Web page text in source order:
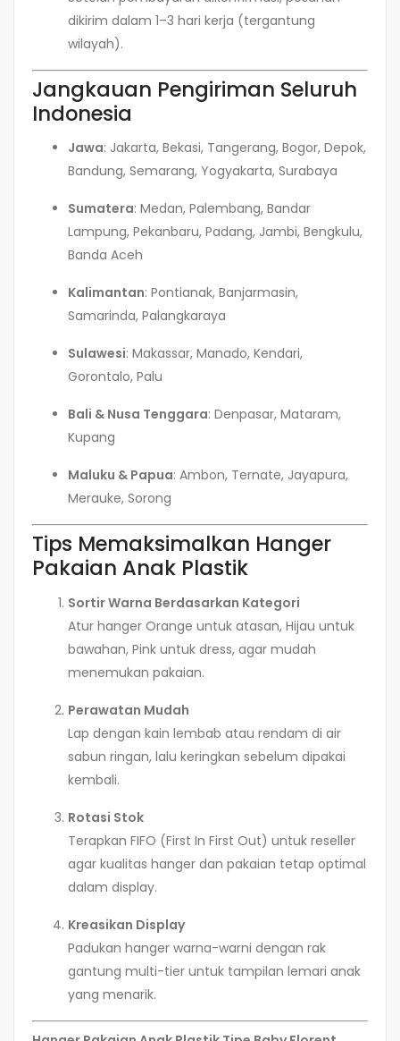
dikirim dalam 1–3 hari kerja (tergantung
wilayah).
Jangkauan Pengiriman Seluruh
Indonesia
Jawa: Jakarta, Bekasi, Tangerang, Bogor, Depok,
Bandung, Semarang, Yogyakarta, Surabaya
Sumatera: Medan, Palembang, Bandar
Lampung, Pekanbaru, Padang, Jambi, Bengkulu,
Banda Aceh
Kalimantan: Pontianak, Banjarmasin,
Samarinda, Palangkaraya
Sulawesi: Makassar, Manado, Kendari,
Gorontalo, Palu
Bali & Nusa Tenggara: Denpasar, Mataram,
Kupang
Maluku & Papua: Ambon, Ternate, Jayapura,
Merauke, Sorong
Tips Memaksimalkan Hanger
Pakaian Anak Plastik
Sortir Warna Berdasarkan Kategori
Atur hanger Orange untuk atasan, Hijau untuk
bawahan, Pink untuk dress, agar mudah
menemukan pakaian.
Perawatan Mudah
Lap dengan kain lembab atau rendam di air
sabun ringan, lalu keringkan sebelum dipakai
kembali.
Rotasi Stok
Terapkan FIFO (First In First Out) untuk reseller
agar kualitas hanger dan pakaian tetap optimal
dalam display.
Kreasikan Display
Padukan hanger warna-warni dengan rak
gantung multi-tier untuk tampilan lemari anak
yang menarik.